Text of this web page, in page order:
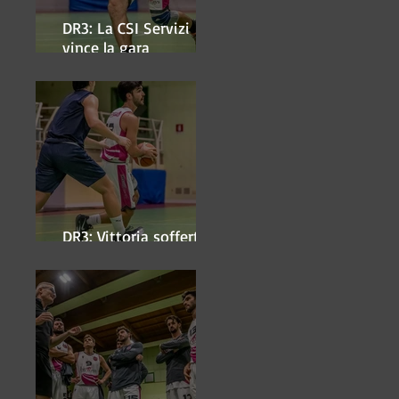
DR3: La CSI Servizi
vince la gara
DR3: Vittoria sofferta a